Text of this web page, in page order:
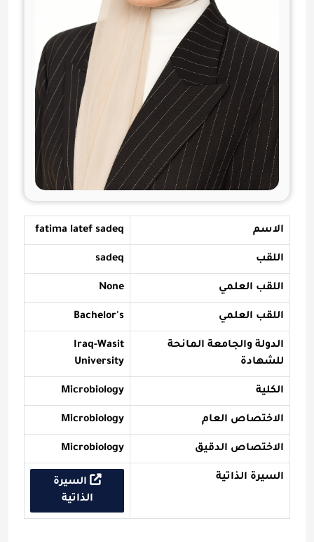
الاسم fatima latef sadeq
اللقب sadeq
اللقب العلمي None
اللقب العلمي Bachelor's
الدولة والجامعة المانحة
للشهادة
Iraq-Wasit
University
الكلية Microbiology
الاختصاص العام Microbiology
الاختصاص الدقيق Microbiology
السيرة الذاتية
السيرة
الذاتية